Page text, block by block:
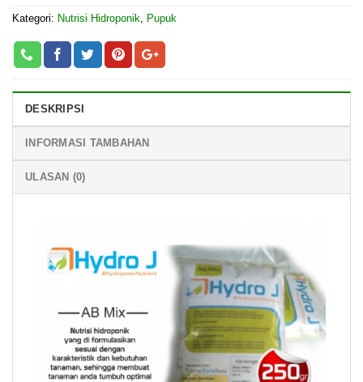
Kategori: Nutrisi Hidroponik Pupuk
DESKRIPSI
INFORMASI TAMBAHAN
ULASAN (0)